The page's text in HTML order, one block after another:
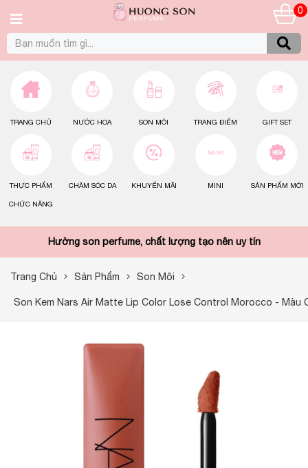
0
TRANG CHỦ NƯỚC HOA SON MÔI TRANG ĐIỂM GIFT SET
THỰC PHẨM
CHỨC NĂNG
CHĂM SÓC DA KHUYẾN MÃI MINI SẢN PHẨM MỚI
Hường son perfume, chất lượng tạo nên uy tín
Trang Chủ Sản Phẩm Son Môi
Son Kem Nars Air Matte Lip Color Lose Control Morocco - Màu